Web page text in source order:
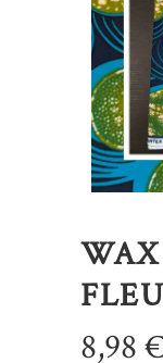
8,98